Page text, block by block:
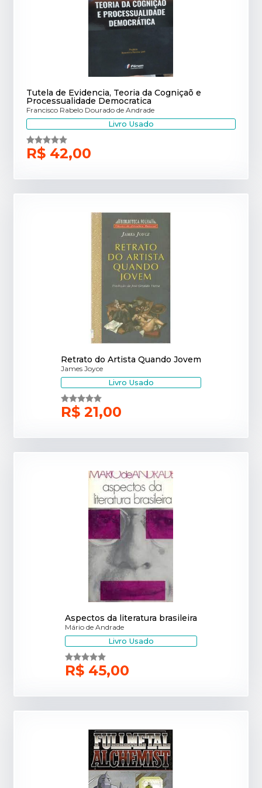
Tutela de Evidencia, Teoria da Cogniçaõ e
Processualidade Democratica
Francisco Rabelo Dourado de Andrade
Livro Usado
R$ 42,00
Retrato do Artista Quando Jovem
James Joyce
Livro Usado
R$ 21,00
Aspectos da literatura brasileira
Mário de Andrade
Livro Usado
R$ 45,00